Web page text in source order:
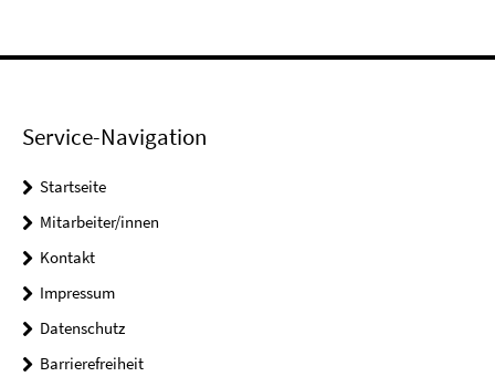
Service-Navigation
Startseite
Mitarbeiter/innen
Kontakt
Impressum
Datenschutz
Barrierefreiheit